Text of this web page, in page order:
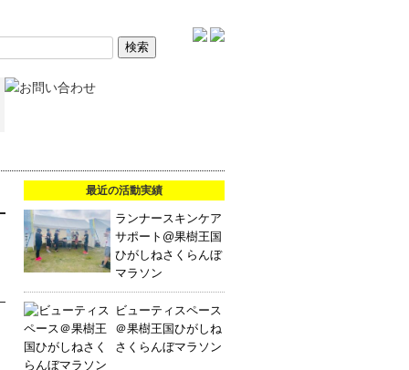
最近の活動実績
ランナースキンケア
サポート@果樹王国
ひがしねさくらんぼ
マラソン
ビューティスペース
＠果樹王国ひがしね
さくらんぼマラソン